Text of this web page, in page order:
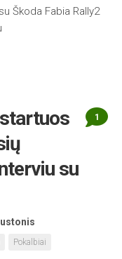
Škoda Fabia Rally2
su
Pokalbiai
1